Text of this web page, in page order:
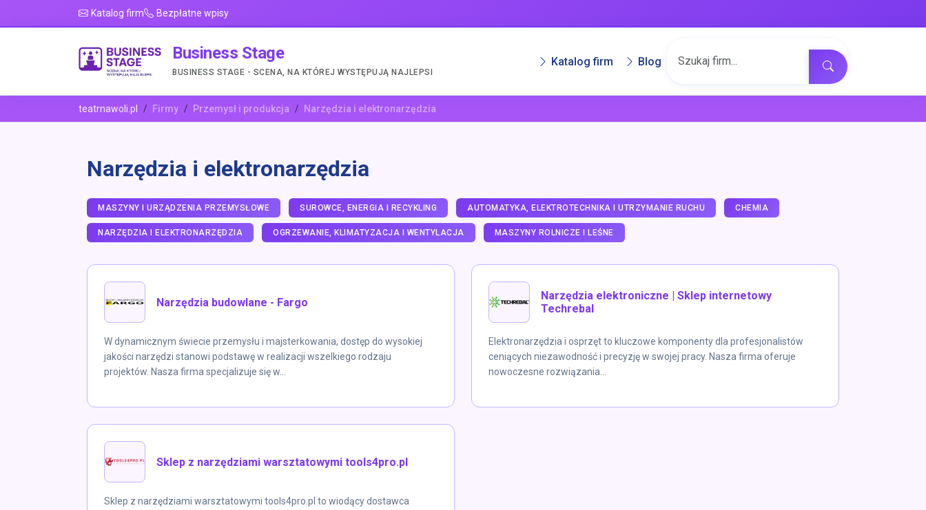
Katalog firm Bezpłatne wpisy
Business Stage
BUSINESS STAGE - SCENA, NA KTÓREJ WYSTĘPUJĄ NAJLEPSI
Katalog firm Blog
teatrnawoli.pl Firmy Przemysł i produkcja Narzędzia i elektronarzędzia
Narzędzia i elektronarzędzia
MASZYNY I URZĄDZENIA PRZEMYSŁOWE SUROWCE, ENERGIA I RECYKLING AUTOMATYKA, ELEKTROTECHNIKA I UTRZYMANIE RUCHU CHEMIA
NARZĘDZIA I ELEKTRONARZĘDZIA OGRZEWANIE, KLIMATYZACJA I WENTYLACJA MASZYNY ROLNICZE I LEŚNE
Narzędzia budowlane - Fargo
W dynamicznym świecie przemysłu i majsterkowania, dostęp do wysokiej
jakości narzędzi stanowi podstawę w realizacji wszelkiego rodzaju
projektów. Nasza firma specjalizuje się w...
Narzędzia elektroniczne | Sklep internetowy
Techrebal
Elektronarzędzia i osprzęt to kluczowe komponenty dla profesjonalistów
ceniących niezawodność i precyzję w swojej pracy. Nasza firma oferuje
nowoczesne rozwiązania...
Sklep z narzędziami warsztatowymi tools4pro.pl
Sklep z narzędziami warsztatowymi tools4pro.pl to wiodący dostawca